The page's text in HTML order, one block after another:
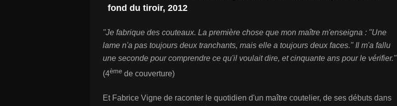
fond du tiroir, 2012
"Je fabrique des couteaux. La première chose que mon maître m'enseigna : "Une
lame n'a pas toujours deux tranchants, mais elle a toujours deux faces." Il m'a fallu
une seconde pour comprendre ce qu'il voulait dire, et cinquante ans pour le vérifier."
(4ème de couverture)
Et Fabrice Vigne de raconter le quotidien d'un maître coutelier, de ses débuts dans